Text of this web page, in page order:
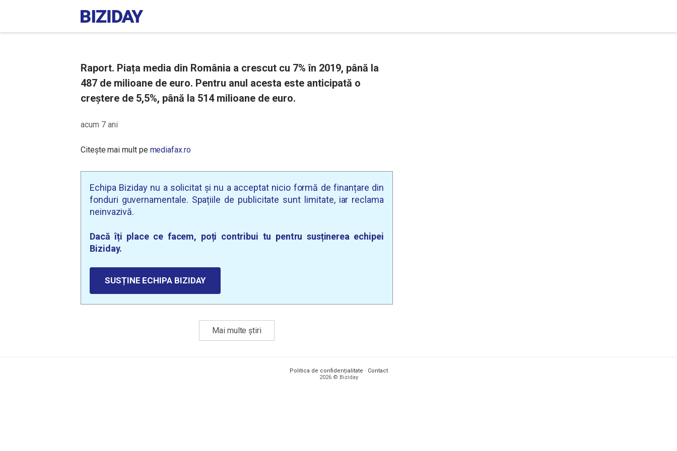
Raport. Piața media din România a crescut cu 7% în 2019, până la
487 de milioane de euro. Pentru anul acesta este anticipată o
creștere de 5,5%, până la 514 milioane de euro.
acum 7 ani
Citește mai mult pe mediafax.ro
Echipa Biziday nu a solicitat și nu a acceptat nicio formă de finanțare din
fonduri guvernamentale. Spațiile de publicitate sunt limitate, iar reclama
neinvazivă.
Dacă îți place ce facem, poți contribui tu pentru susținerea echipei
Biziday.
SUSȚINE ECHIPA BIZIDAY
Mai multe știri
Politica de confidențialitate · Contact
2026 © Biziday